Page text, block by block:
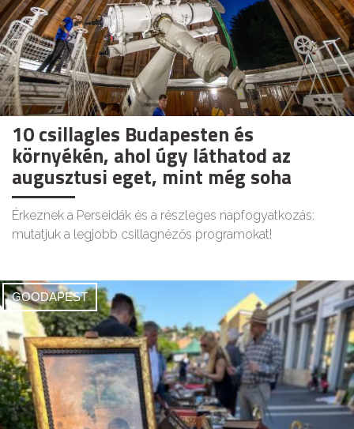
10 csillagles Budapesten és
környékén, ahol úgy láthatod az
augusztusi eget, mint még soha
Érkeznek a Perseidák és a részleges napfogyatkozás:
mutatjuk a legjobb csillagnézős programokat!
GOODAPEST